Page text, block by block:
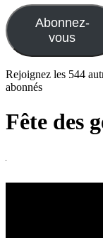
mail
Abonnez-
vous
Rejoignez les 544
abonnés
Fête des